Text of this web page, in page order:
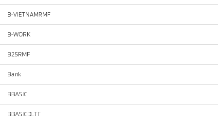
B-VIETNAMRMF
B-WORK
B25RMF
Bank
BBASIC
BBASICDLTF